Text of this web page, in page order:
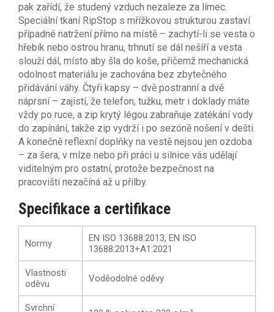
pak zařídí, že studený vzduch nezaleze za límec.
Speciální tkaní RipStop s mřížkovou strukturou zastaví
případné natržení přímo na místě – zachytí-li se vesta o
hřebík nebo ostrou hranu, trhnutí se dál nešíří a vesta
slouží dál, místo aby šla do koše, přičemž mechanická
odolnost materiálu je zachována bez zbytečného
přidávání váhy. Čtyři kapsy – dvě postranní a dvě
náprsní – zajistí, že telefon, tužku, metr i doklady máte
vždy po ruce, a zip krytý légou zabraňuje zatékání vody
do zapínání, takže zip vydrží i po sezóně nošení v dešti.
A konečně reflexní doplňky na vestě nejsou jen ozdoba
– za šera, v mlze nebo při práci u silnice vás udělají
viditelným pro ostatní, protože bezpečnost na
pracovišti nezačíná až u přilby.
Specifikace a certifikace
Normy
EN ISO 13688:2013, EN ISO
13688:2013+A1:2021
Vlastnosti
oděvu
Voděodolné oděvy
Svrchní